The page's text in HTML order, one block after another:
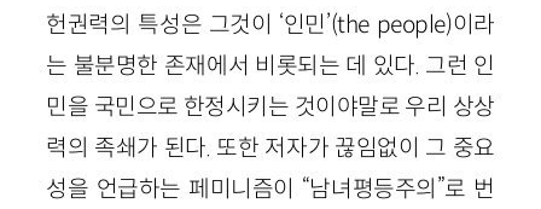
헌권력의 특성은 그것이 ‘인민’(the people)이라
는 불분명한 존재에서 비롯되는 데 있다. 그런 인
민을 국민으로 한정시키는 것이야말로 우리 상상
력의 족쇄가 된다. 또한 저자가 끊임없이 그 중요
성을 언급하는 페미니즘이 “남녀평등주의”로 번